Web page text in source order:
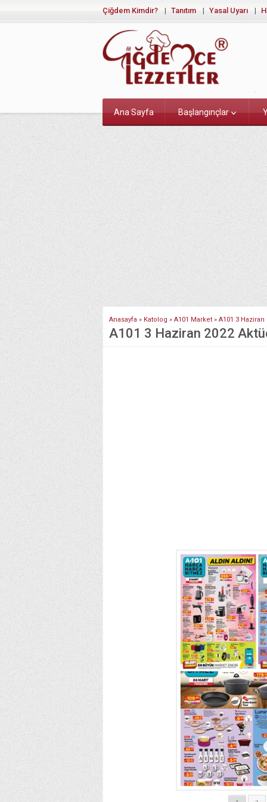
Çiğdem Kimdir? Tanıtım Yasal Uyarı
Ana Sayfa Başlangınçlar
Anasayfa » Katolog » A101 Market » A101 3
A101 3 Haziran 2022